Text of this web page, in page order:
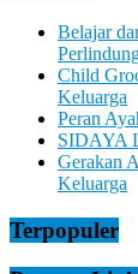
Belajar
Child
Keluarga
Peran
SIDAYA
Gerakan
Keluarga
Terpopuler